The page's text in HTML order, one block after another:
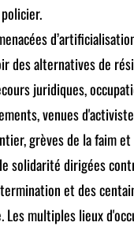
des alternatives de
juridiques,
venues
grèves de la faim
solidarité dirigées
et des
Les multiples lieux